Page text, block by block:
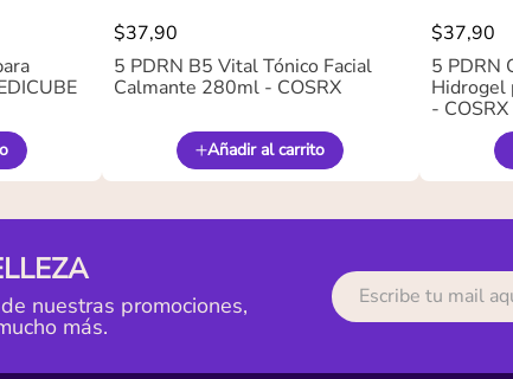
$37,90
5 PDRN B5 Vital Tónico Facial
Calmante 280ml - COSRX
Añadir al carrito
$37,90
5 PDRN
Hidrogel
- COSRX
nuestras promociones,
más.